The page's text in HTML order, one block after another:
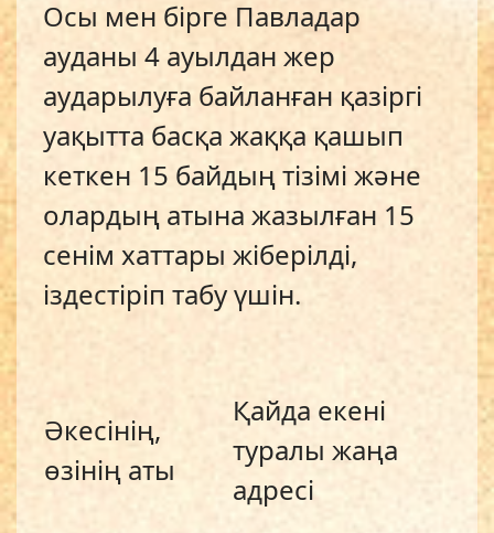
Осы мен бірге Павладар
ауданы 4 ауылдан жер
аударылуға байланған қазіргі
уақытта басқа жаққа қашып
кеткен 15 байдың тізімі және
олардың атына жазылған 15
сенім хаттары жіберілді,
іздестіріп табу үшін.
Әкесінің,
өзінің аты
Қайда екені
туралы жаңа
адресі